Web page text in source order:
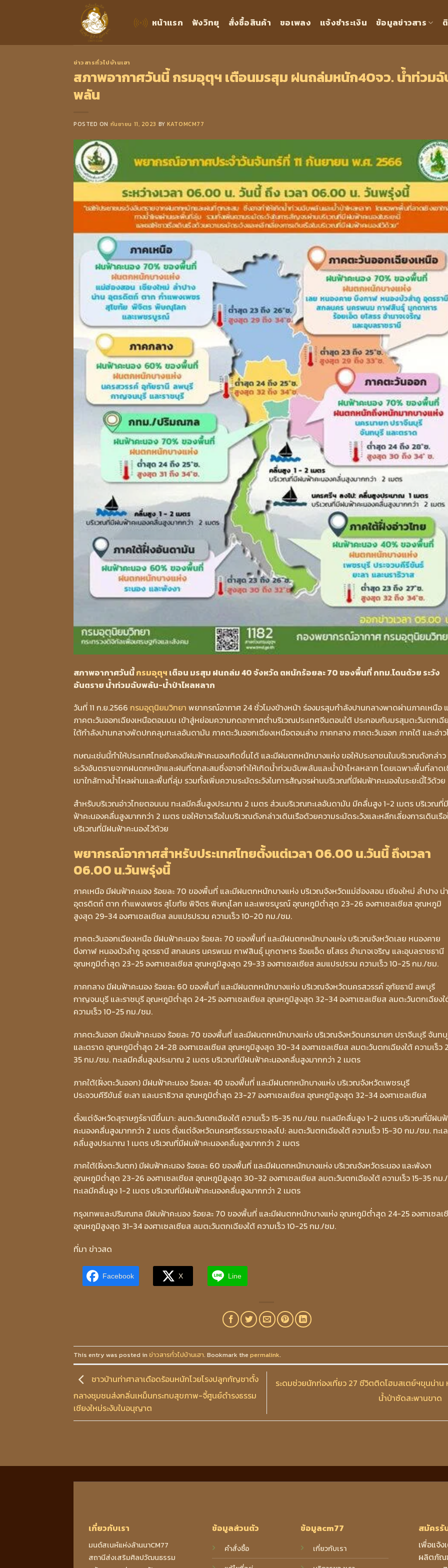
หน้าแรก ฟังวิทยุ สั่งซื้อสินค้า ขอเพลง แจ้งชำระเงิน ข้อมูลข่าวสาร
ข่าวสารทั่วไปบ้านเฮา
สภาพอากาศวันนี้ กรมอุตุฯ เตือนมรสุม ฝนถล่มหนัก40จว. น้ำท่วมฉั
พลัน
POSTED ON กันยายน 11, 2023 BY KATOMCM77
สภาพอากาศวันนี้กรมอุตุฯ เตือน มรสุม ฝนถล่ม 40 จังหวัด ตหนักร้อยละ 70 ของพื้นที่ กทม.โดนด้วย ระวัง
อันตราย น้ำท่วมฉับพลัน-น้ำป่าไหลหลาก
วันที่ 11 ก.ย.2566 กรมอุตุนิยมวิทยา พยากรณ์อากาศ 24 ชั่วโมงข้างหน้า ร่องมรสุมกำลังปานกลางพาดผ่านภาคเหนือ
ภาคตะวันออกเฉียงเหนือตอนบน เข้าสู่หย่อมความกดอากาศต่ำบริเวณประเทศจีนตอนใต้ ประกอบกับมรสุมตะวันตกเฉี
ใต้กำลังปานกลางพัดปกคลุมทะเลอันดามัน ภาคตะวันออกเฉียงเหนือตอนล่าง ภาคกลาง ภาคตะวันออก ภาคใต้ และอ่า
กษณะเช่นนี้ทำให้ประเทศไทยยังคงมีฝนฟ้าคะนองเกิดขึ้นได้ และมีฝนตกหนักบางแห่ง ขอให้ประชาชนในบริเวณดังกล่าว
ระวังอันตรายจากฝนตกหนักและฝนที่ตกสะสมซึ่งอาจทำให้เกิดน้ำท่วมฉับพลันและน้ำป่าไหลหลาก โดยเฉพาะพื้นที่ลาด
เขาใกล้ทางน้ำไหลผ่านและพื้นที่ลุ่ม รวมทั้งเพิ่มความระมัดระวังในการสัญจรผ่านบริเวณที่มีฝนฟ้าคะนองในระยะนี้ไว้ด้วย
สำหรับบริเวณอ่าวไทยตอนบน ทะเลมีคลื่นสูงประมาณ 2 เมตร ส่วนบริเวณทะเลอันดามัน มีคลื่นสูง 1-2 เมตร บริเวณที่
ฟ้าคะนองคลื่นสูงมากกว่า 2 เมตร ขอให้ชาวเรือในบริเวณดังกล่าวเดินเรือด้วยความระมัดระวังและหลีกเลี่ยงการเดินเรือ
บริเวณที่มีฝนฟ้าคะนองไว้ด้วย
พยากรณ์อากาศสำหรับประเทศไทยตั้งแต่เวลา 06.00 น.วันนี้ ถึงเวลา
06.00 น.วันพรุ่งนี้
ภาคเหนือ มีฝนฟ้าคะนอง ร้อยละ 70 ของพื้นที่ และมีฝนตกหนักบางแห่ง บริเวณจังหวัดแม่ฮ่องสอน เชียงใหม่ ลำปาง น่
อุตรดิตถ์ ตาก กำแพงเพชร สุโขทัย พิจิตร พิษณุโลก และเพชรบูรณ์ อุณหภูมิต่ำสุด 23-26 องศาเซลเซียส อุณหภูมิ
สูงสุด 29-34 องศาเซลเซียส ลมแปรปรวน ความเร็ว 10-20 กม./ชม.
ภาคตะวันออกเฉียงเหนือ มีฝนฟ้าคะนอง ร้อยละ 70 ของพื้นที่ และมีฝนตกหนักบางแห่ง บริเวณจังหวัดเลย หนองคาย
บึงกาฬ หนองบัวลำภู อุดรธานี สกลนคร นครพนม กาฬสินธุ์ มุกดาหาร ร้อยเอ็ด ยโสธร อำนาจเจริญ และอุบลราชธานี
อุณหภูมิต่ำสุด 23-25 องศาเซลเซียส อุณหภูมิสูงสุด 29-33 องศาเซลเซียส ลมแปรปรวน ความเร็ว 10-25 กม./ชม.
ภาคกลาง มีฝนฟ้าคะนอง ร้อยละ 60 ของพื้นที่ และมีฝนตกหนักบางแห่ง บริเวณจังหวัดนครสวรรค์ อุทัยธานี ลพบุรี
กาญจนบุรี และราชบุรี อุณหภูมิต่ำสุด 24-25 องศาเซลเซียส อุณหภูมิสูงสุด 32-34 องศาเซลเซียส ลมตะวันตกเฉียงใ
ความเร็ว 10-25 กม./ชม.
ภาคตะวันออก มีฝนฟ้าคะนอง ร้อยละ 70 ของพื้นที่ และมีฝนตกหนักบางแห่ง บริเวณจังหวัดนครนายก ปราจีนบุรี จันท
และตราด อุณหภูมิต่ำสุด 24-28 องศาเซลเซียส อุณหภูมิสูงสุด 30-34 องศาเซลเซียส ลมตะวันตกเฉียงใต้ ความเร็ว
35 กม./ชม. ทะเลมีคลื่นสูงประมาณ 2 เมตร บริเวณที่มีฝนฟ้าคะนองคลื่นสูงมากกว่า 2 เมตร
ภาคใต้(ฝั่งตะวันออก) มีฝนฟ้าคะนอง ร้อยละ 40 ของพื้นที่ และมีฝนตกหนักบางแห่ง บริเวณจังหวัดเพชรบุรี
ประจวบคีรีขันธ์ ยะลา และนราธิวาส อุณหภูมิต่ำสุด 23-27 องศาเซลเซียส อุณหภูมิสูงสุด 32-34 องศาเซลเซียส
ตั้งแต่จังหวัดสุราษฏร์ธานีขึ้นมา: ลมตะวันตกเฉียงใต้ ความเร็ว 15-35 กม./ชม. ทะเลมีคลื่นสูง 1-2 เมตร บริเวณที่มีฝน
คะนองคลื่นสูงมากกว่า 2 เมตร ตั้งแต่จังหวัดนครศรีธรรมราชลงไป: ลมตะวันตกเฉียงใต้ ความเร็ว 15-30 กม./ชม. ทะเ
คลื่นสูงประมาณ 1 เมตร บริเวณที่มีฝนฟ้าคะนองคลื่นสูงมากกว่า 2 เมตร
ภาคใต้(ฝั่งตะวันตก) มีฝนฟ้าคะนอง ร้อยละ 60 ของพื้นที่ และมีฝนตกหนักบางแห่ง บริเวณจังหวัดระนอง และพังงา
อุณหภูมิต่ำสุด 23-26 องศาเซลเซียส อุณหภูมิสูงสุด 30-32 องศาเซลเซียส ลมตะวันตกเฉียงใต้ ความเร็ว 15-35 กม
ทะเลมีคลื่นสูง 1-2 เมตร บริเวณที่มีฝนฟ้าคะนองคลื่นสูงมากกว่า 2 เมตร
กรุงเทพและปริมณฑล มีฝนฟ้าคะนอง ร้อยละ 70 ของพื้นที่ และมีฝนตกหนักบางแห่ง อุณหภูมิต่ำสุด 24-25 องศาเซลเ
อุณหภูมิสูงสุด 31-34 องศาเซลเซียส ลมตะวันตกเฉียงใต้ ความเร็ว 10-25 กม./ชม.
ที่มา ข่าวสด
Facebook X Line
This entry was posted in ข่าวสารทั่วไปบ้านเฮา. Bookmark the permalink.
ชาวบ้านท่าศาลาเดือดร้อนหนักโวยโรงปลูกกัญชาตั้ง
กลางชุมชนส่งกลิ่นเหม็นกระทบสุขภาพ-จี้ศูนย์ดำรงธรรม
เชียงใหม่ระงับใบอนุญาต
ระดมช่วยนักท่องเที่ยว 27 ชีวิตติดโฮมสเตย์ฯขุนน่าน
น้ำป่าซัดสะพานขาด
เกี่ยวกับเรา
มนต์สเนห์แห่งล้านนาCM77
สถานีส่งเสริมศิลปวัฒนธรรม
ข้อมูลส่วนตัว
คำสั่งซื้อ
ข้อมูลcm77
เกี่ยวกับเรา
สมัครรั
เพื่อแจ้ง
ผลิตภัณ